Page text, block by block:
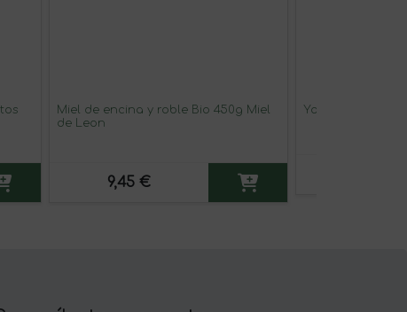
Miel de encina y roble Bio 450g Miel
de Leon
9,45 €
Yogi Tea Regaliz